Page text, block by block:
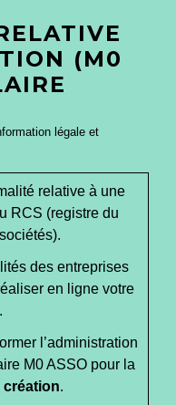
(M0
légale et
relative à une
RCS (registre du
des entreprises
en ligne votre
l’administration
M0 ASSO pour la
création.